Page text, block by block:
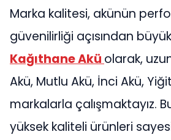
Marka kalitesi, akünün
güvenilirliği açısından
Kağıthane Akü olarak,
Akü, Mutlu Akü, İnci Akü,
markalarla çalışmaktayız.
yüksek kaliteli ürünleri